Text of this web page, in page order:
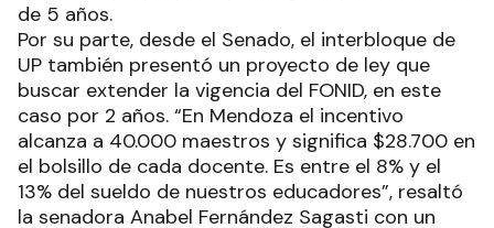
de 5 años.
Por su parte, desde el Senado, el interbloque de
UP también presentó un proyecto de ley que
buscar extender la vigencia del FONID, en este
caso por 2 años. “En Mendoza el incentivo
alcanza a 40.000 maestros y significa $28.700 en
el bolsillo de cada docente. Es entre el 8% y el
13% del sueldo de nuestros educadores”, resaltó
la senadora Anabel Fernández Sagasti con un